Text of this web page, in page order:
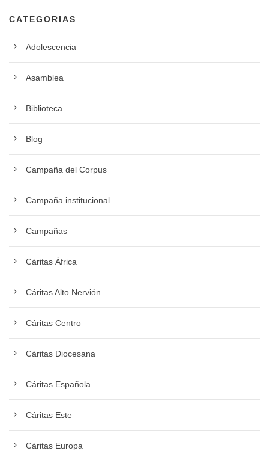
CATEGORIAS
Adolescencia
Asamblea
Biblioteca
Blog
Campaña del Corpus
Campaña institucional
Campañas
Cáritas África
Cáritas Alto Nervión
Cáritas Centro
Cáritas Diocesana
Cáritas Española
Cáritas Este
Cáritas Europa